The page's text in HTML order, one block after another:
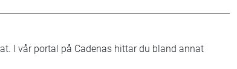
I vår portal på Cadenas hittar du bland annat